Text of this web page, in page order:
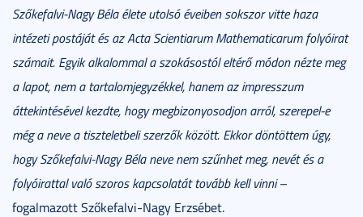
Szőkefalvi-Nagy Béla élete utolsó éveiben sokszor vitte haza
intézeti postáját és az Acta Scientiarum Mathematicarum folyóirat
számait. Egyik alkalommal a szokásostól eltérő módon nézte meg
a lapot, nem a tartalomjegyzékkel, hanem az impresszum
áttekintésével kezdte, hogy megbizonyosodjon arról, szerepel-e
még a neve a tiszteletbeli szerzők között. Ekkor döntöttem úgy,
hogy Szőkefalvi-Nagy Béla neve nem szűnhet meg, nevét és a
folyóirattal való szoros kapcsolatát tovább kell vinni–
fogalmazott Szőkefalvi-Nagy Erzsébet.